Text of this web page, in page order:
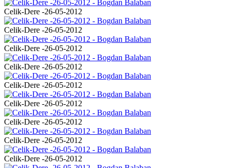
Celik-Dere -26-05-2012
Celik-Dere -26-05-2012
Celik-Dere -26-05-2012
Celik-Dere -26-05-2012
Celik-Dere -26-05-2012
Celik-Dere -26-05-2012
Celik-Dere -26-05-2012
Celik-Dere -26-05-2012
Celik-Dere -26-05-2012